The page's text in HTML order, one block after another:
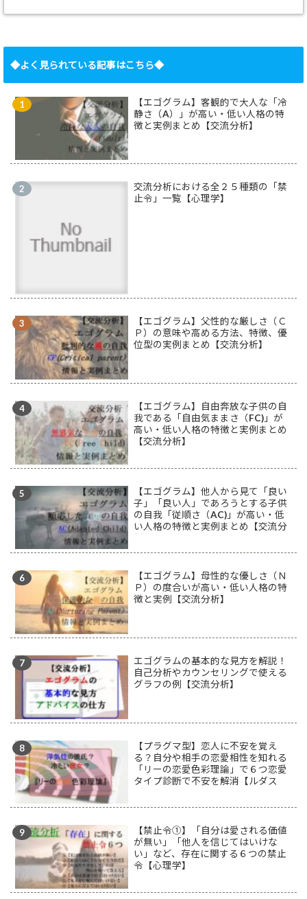
◆よく見られている記事はこちら◆
【エゴグラム】客観的で大人な「冷
静さ（A）」が高い・低い人格の特
徴と実例まとめ【交流分析】
交流分析における全２５種類の「禁
止令」一覧【心理学】
【エゴグラム】父性的な厳しさ（Ｃ
Ｐ）の意味や高める方法、特徴、優
位型の実例まとめ【交流分析】
【エゴグラム】自由奔放な子供の自
我である「自由気ままさ（FC)」が
高い・低い人格の特徴と実例まとめ
【交流分析】
【エゴグラム】他人から見て「良い
子」「良い人」であろうとする子供
の自我「従順さ（AC)」が高い・低
い人格の特徴と実例まとめ【交流分
析】
【エゴグラム】母性的な優しさ（Ｎ
Ｐ）の度合いが高い・低い人格の特
徴と実例【交流分析】
エゴグラムの基本的な見方を解説！
自己分析やカウンセリングで使える
グラフの例【交流分析】
【プラグマ型】恋人に不安を覚え
る？自分や相手の恋愛相性を知れる
「リーの恋愛色彩理論」で６つ恋愛
タイプ診断で不安を解消【ルダス
型】
【禁止令①】「自分は愛される価値
が無い」「他人を信じてはいけな
い」など、存在に関する６つの禁止
令【心理学】